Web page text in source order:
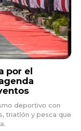
por el
deportivo con
triatlón y pesca que